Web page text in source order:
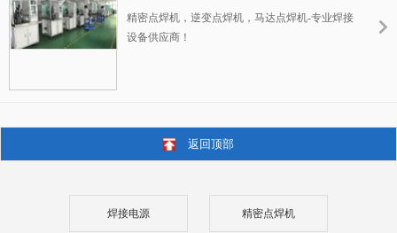
精密点焊机，逆变点焊机，马达点焊机-专业焊接
设备供应商！
返回顶部
焊接电源 精密点焊机